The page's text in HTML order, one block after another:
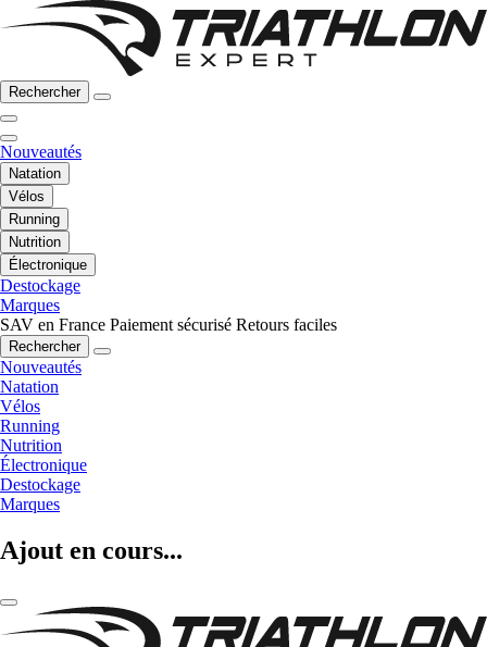
Rechercher
Nouveautés
Natation
Vélos
Running
Nutrition
Électronique
Destockage
Marques
SAV en France Paiement sécurisé Retours faciles
Rechercher
Nouveautés
Natation
Vélos
Running
Nutrition
Électronique
Destockage
Marques
Ajout en cours...